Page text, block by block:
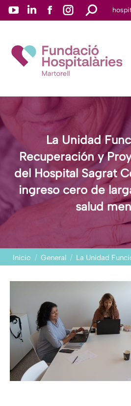
YouTube
in
Linkedin
in
new
Facebook
in
new
Instagram
in
Buscar:
La Unidad
Recuperación y
del Hospital Sagrat
ingreso cero de
salud
Estás aquí:
Inicio General La Unidad